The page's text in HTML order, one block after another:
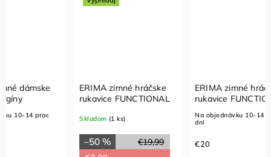
ERIMA zimné hráčske
rukavice FUNCTIONAL
Skladom (1 ks)
€19,99
ERIMA zimné hráčske
rukavice FUNCTIONAL
Na objednávku 10-14 prac
€20